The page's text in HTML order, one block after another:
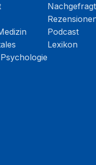
Nachgefragt
Podcast
Lexikon